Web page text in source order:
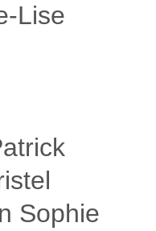
Lise
Sophie